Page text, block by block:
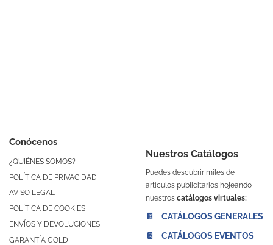
Conócenos
¿QUIÉNES SOMOS?
POLÍTICA DE PRIVACIDAD
AVISO LEGAL
POLÍTICA DE COOKIES
ENVÍOS Y DEVOLUCIONES
GARANTÍA GOLD
Nuestros Catálogos
Puedes descubrir miles de
artículos publicitarios hojeando
nuestros catálogos virtuales:
📔 CATÁLOGOS GENERALES
📔 CATÁLOGOS EVENTOS